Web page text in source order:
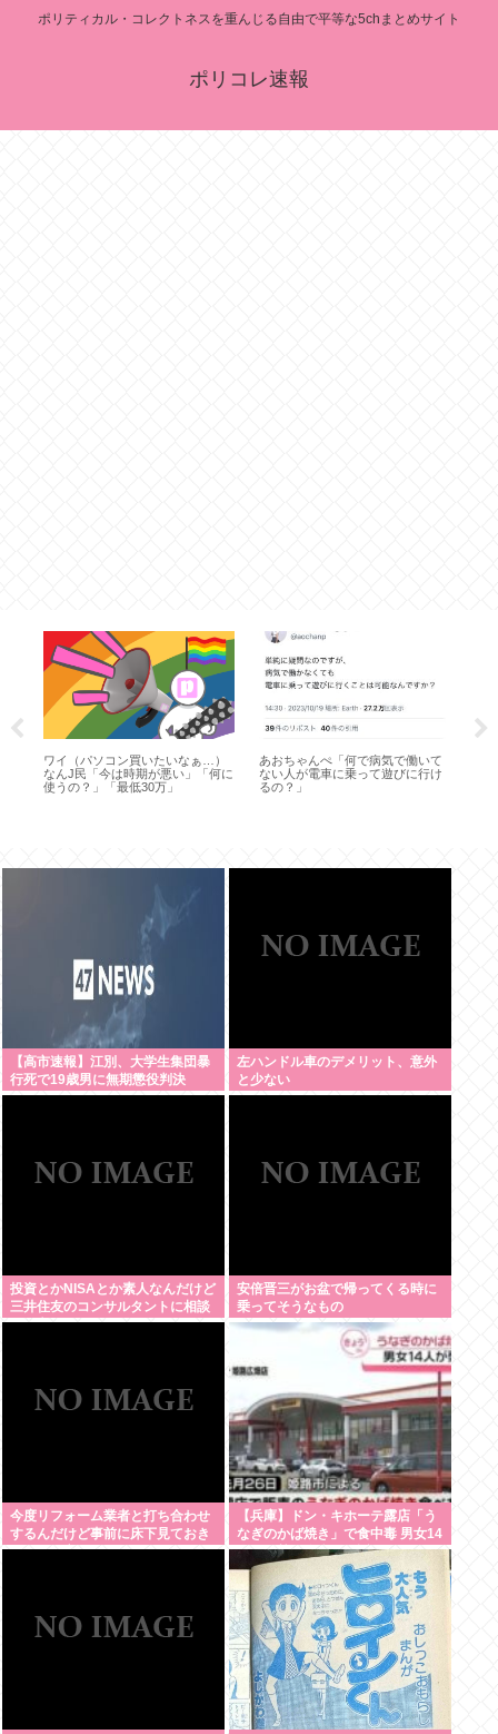
ポリティカル・コレクトネスを重んじる自由で平等な5chまとめサイト
ポリコレ速報
ワイ（パソコン買いたいなぁ…）
なんJ民「今は時期が悪い」「何に
使うの？」「最低30万」
あおちゃんぺ「何で病気で働いて
ない人が電車に乗って遊びに行け
るの？」
【高市速報】江別、大学生集団暴
行死で19歳男に無期懲役判決
左ハンドル車のデメリット、意外
と少ない
投資とかNISAとか素人なんだけど
三井住友のコンサルタントに相談
した方がいいのか？
安倍晋三がお盆で帰ってくる時に
乗ってそうなもの
今度リフォーム業者と打ち合わせ
するんだけど事前に床下見ておき
たいって言われたんだけどそうい
【兵庫】ドン・キホーテ露店「う
なぎのかば焼き」で食中毒 男女14
人が発熱や腹痛など訴え…サルモ
ネラ属の菌検出